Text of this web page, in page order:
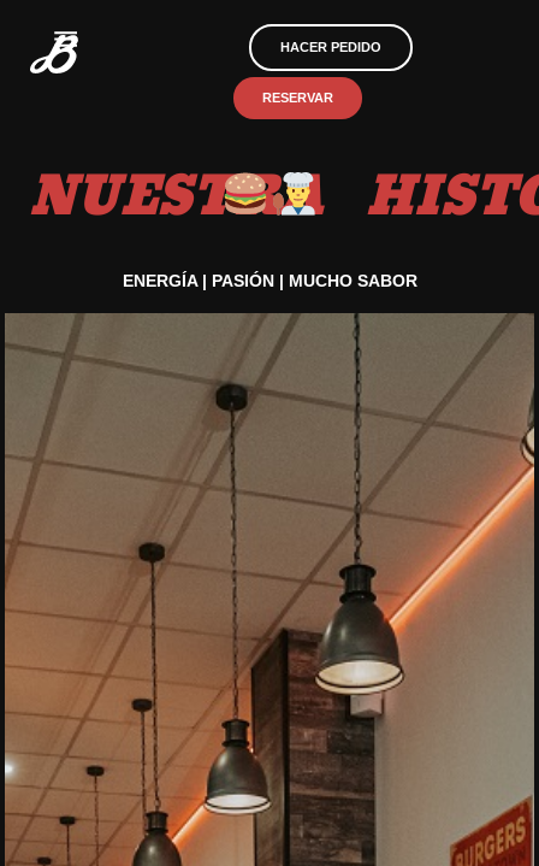
HACER PEDIDO
RESERVAR
NUESTRA
ENERGÍA | PASIÓN | MUCHO SABOR